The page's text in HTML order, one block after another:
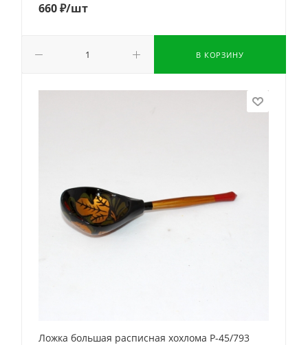
660₽/шт
В КОРЗИНУ
Ложка большая расписная хохлома Р-45/793